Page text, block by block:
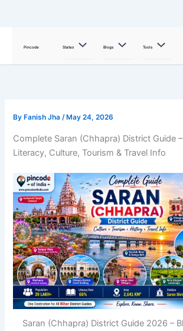
content
Pincode States Blogs Tools
By Fanish Jha/ May 24, 2026
Complete Saran (Chhapra) District Guide
Literacy, Culture, Tourism & Travel Info
Saran (Chhapra) District Guide 2026 –